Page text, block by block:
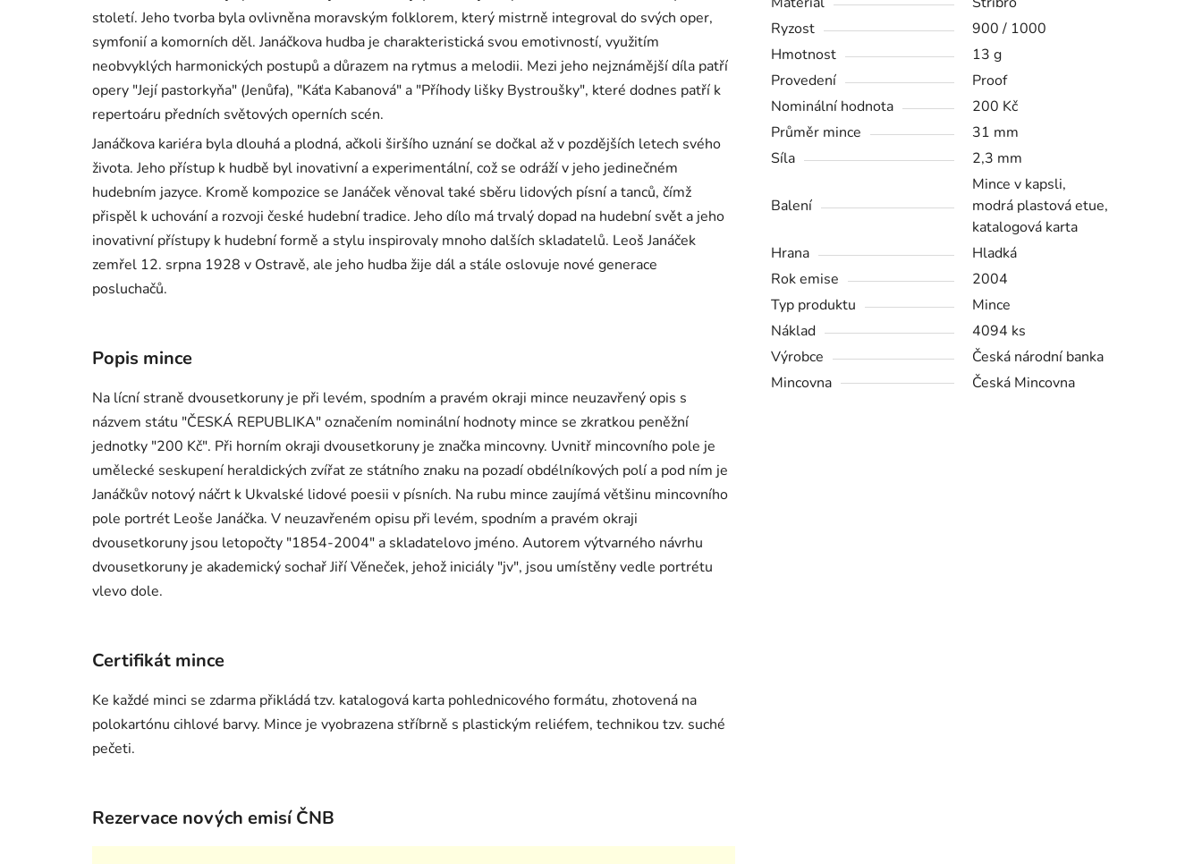
století. Jeho tvorba byla ovlivněna moravským folklorem, který mistrně integroval do svých oper,
symfonií a komorních děl. Janáčkova hudba je charakteristická svou emotivností, využitím
neobvyklých harmonických postupů a důrazem na rytmus a melodii. Mezi jeho nejznámější díla patří
opery "Její pastorkyňa" (Jenůfa), "Káťa Kabanová" a "Příhody lišky Bystroušky", které dodnes patří k
repertoáru předních světových operních scén.
Janáčkova kariéra byla dlouhá a plodná, ačkoli širšího uznání se dočkal až v pozdějších letech svého
života. Jeho přístup k hudbě byl inovativní a experimentální, což se odráží v jeho jedinečném
hudebním jazyce. Kromě kompozice se Janáček věnoval také sběru lidových písní a tanců, čímž
přispěl k uchování a rozvoji české hudební tradice. Jeho dílo má trvalý dopad na hudební svět a jeho
inovativní přístupy k hudební formě a stylu inspirovaly mnoho dalších skladatelů. Leoš Janáček
zemřel 12. srpna 1928 v Ostravě, ale jeho hudba žije dál a stále oslovuje nové generace
posluchačů.
Popis mince
Na lícní straně dvousetkoruny je při levém, spodním a pravém okraji mince neuzavřený opis s
názvem státu "ČESKÁ REPUBLIKA" označením nominální hodnoty mince se zkratkou peněžní
jednotky "200 Kč". Při horním okraji dvousetkoruny je značka mincovny. Uvnitř mincovního pole je
umělecké seskupení heraldických zvířat ze státního znaku na pozadí obdélníkových polí a pod ním je
Janáčkův notový náčrt k Ukvalské lidové poesii v písních. Na rubu mince zaujímá většinu mincovního
pole portrét Leoše Janáčka. V neuzavřeném opisu při levém, spodním a pravém okraji
dvousetkoruny jsou letopočty "1854-2004" a skladatelovo jméno. Autorem výtvarného návrhu
dvousetkoruny je akademický sochař Jiří Věneček, jehož iniciály "jv", jsou umístěny vedle portrétu
vlevo dole.
Certifikát mince
Ke každé minci se zdarma přikládá tzv. katalogová karta pohlednicového formátu, zhotovená na
polokartónu cihlové barvy. Mince je vyobrazena stříbrně s plastickým reliéfem, technikou tzv. suché
pečeti.
Rezervace nových emisí ČNB
Ryzost
900 / 1000
Hmotnost
13 g
Provedení
Proof
Nominální hodnota
200 Kč
Průměr mince
31 mm
Síla
2,3 mm
Balení
Mince v kapsli,
modrá plastová etue,
katalogová karta
Hrana
Hladká
Rok emise
2004
Typ produktu
Mince
Náklad
4094 ks
Výrobce
Česká národní banka
Mincovna
Česká Mincovna